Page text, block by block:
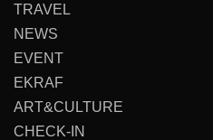
TRAVEL
NEWS
EVENT
EKRAF
ART&CULTURE
CHECK-IN